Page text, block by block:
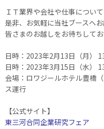
ＩＴ業界や会社や仕事につい
是非、お気軽に当社ブースへお
皆さまのお越しをお待ちしてお
日時：2023年2月13日（月）
日時：2023年3月15日（水）
会場：ロワジールホテル豊橋
ス運行
【公式サイト】
東三河合同企業研究フェア